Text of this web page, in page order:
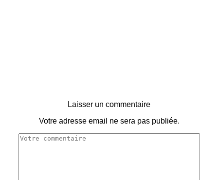
Laisser un commentaire
Votre adresse email ne sera pas publiée.